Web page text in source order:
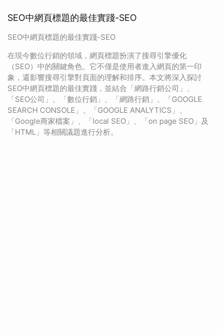
SEO中網頁標題的最佳實踐-SEO
SEO中網頁標題的最佳實踐-SEO
在現今數位行銷的領域，網頁標題扮演了搜尋引擎優化
（SEO）中的關鍵角色。它不僅是使用者進入網頁的第一印
象，還影響搜尋引擎對頁面的理解和排序。本文將深入探討
SEO中網頁標題的最佳實踐，並結合「網路行銷公司」、
「SEO公司」、「數位行銷」、「網路行銷」、「GOOGLE
SEARCH CONSOLE」、「GOOGLE ANALYTICS」、
「Google商家檔案」、「local SEO」、「on page SEO」及
「HTML」等相關議題進行分析。